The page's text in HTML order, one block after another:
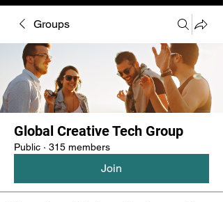
Groups
Global Creative Tech Group
Public · 315 members
Join